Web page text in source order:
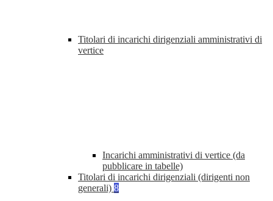
Titolari di incarichi dirigenziali amministrativi di
vertice
Incarichi amministrativi di vertice (da
pubblicare in tabelle)
Titolari di incarichi dirigenziali (dirigenti non
generali) 8